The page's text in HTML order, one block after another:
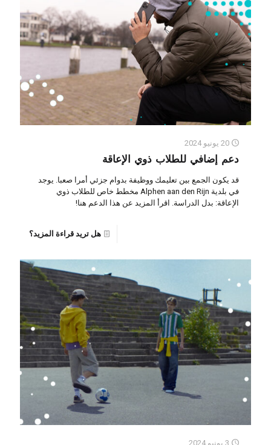
20 يونيو 2024
دعم إضافي للطلاب ذوي الإعاقة
قد يكون الجمع بين تعليمك ووظيفة بدوام جزئي أمرا صعبا. يوجد
في بلدية Alphen aan den Rijn مخطط خاص للطلاب ذوي
الإعاقة: بدل الدراسة. اقرأ المزيد عن هذا الدعم هنا!
هل تريد قراءة المزيد؟
3 يونيو 2024